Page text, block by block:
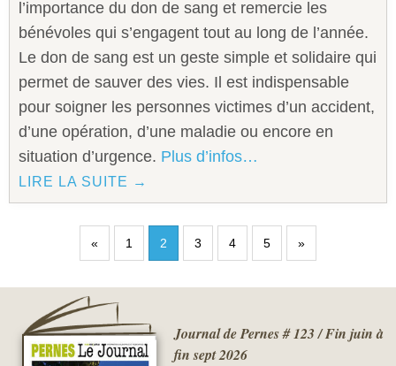
l’importance du don de sang et remercie les
bénévoles qui s’engagent tout au long de l’année.
Le don de sang est un geste simple et solidaire qui
permet de sauver des vies. Il est indispensable
pour soigner les personnes victimes d’un accident,
d’une opération, d’une maladie ou encore en
situation d’urgence. Plus d’infos…
LIRE LA SUITE →
« 1 2 3 4 5 »
Journal de Pernes # 123 / Fin juin à
fin sept 2026